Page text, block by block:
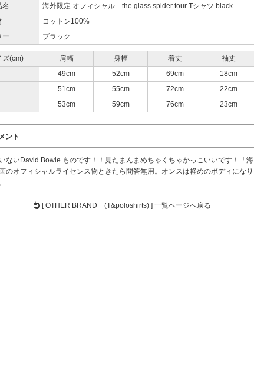
名
海外限定 オフィシャル the glass spider tour Tシャツ black
コットン100%
ー
ブラック
ズ(cm) 肩幅 身幅 着丈
袖丈
49cm
52cm 69cm
18cm
51cm
55cm 72cm
22cm
53cm
59cm 76cm 23cm
ント
ないDavid Bowie ものです！！見たまんまめちゃくちゃかっこいいです！「海
のオフィシャルライセンス物ときたら問答無用。オンスは軽めのボディになり
[ OTHER BRAND (T&poloshirts) ] 一覧ページへ戻る